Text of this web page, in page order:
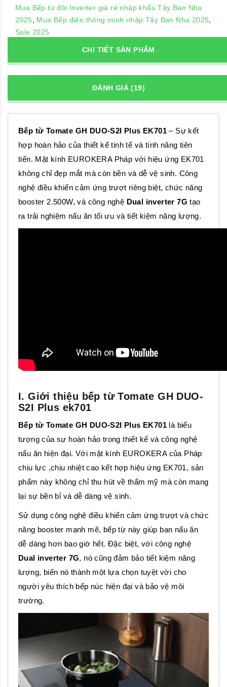
Mua Bếp từ đôi Inverter giá rẻ nhập khẩu Tây Ban Nha
2025
Mua Bếp điện thông minh nhập Tây Ban Nha 2025
Sale 2025
CHI TIẾT SẢN PHẨM
ĐÁNH GIÁ (19)
Bếp từ Tomate GH DUO-S2I Plus EK701 – Sự kết
hợp hoàn hảo của thiết kế tinh tế và tính năng tiên
tiến. Mặt kính EUROKERA Pháp với hiệu ứng EK701
không chỉ đẹp mắt mà còn bền và dễ vệ sinh. Công
nghệ điều khiển cảm ứng trượt riêng biệt, chức năng
booster 2.500W, và công nghệ Dual inverter 7G tạo
ra trải nghiệm nấu ăn tối ưu và tiết kiệm năng lượng.
I. Giới thiệu bếp từ Tomate GH DUO-
S2I Plus ek701
Bếp từ Tomate GH DUO-S2I Plus EK701 là biểu
tượng của sự hoàn hảo trong thiết kế và công nghệ
nấu ăn hiện đại. Với mặt kính EUROKERA của Pháp
chịu lực ,chịu nhiệt cao kết hợp hiệu ứng EK701, sản
phẩm này không chỉ thu hút về thẩm mỹ mà còn mang
lại sự bền bỉ và dễ dàng vệ sinh.
Sử dụng công nghệ điều khiển cảm ứng trượt và chức
năng booster mạnh mẽ, bếp từ này giúp bạn nấu ăn
dễ dàng hơn bao giờ hết. Đặc biệt, với công nghệ
Dual inverter 7G, nó cũng đảm bảo tiết kiệm năng
lượng, biến nó thành một lựa chọn tuyệt vời cho
người yêu thích bếp núc hiện đại và bảo vệ môi
trường.